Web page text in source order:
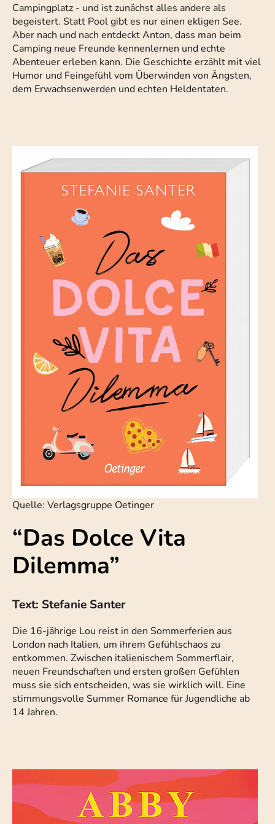
Campingplatz - und ist zunächst alles andere als
begeistert. Statt Pool gibt es nur einen ekligen See.
Aber nach und nach entdeckt Anton, dass man beim
Camping neue Freunde kennenlernen und echte
Abenteuer erleben kann. Die Geschichte erzählt mit viel
Humor und Feingefühl vom Überwinden von Ängsten,
dem Erwachsenwerden und echten Heldentaten.
Quelle: Verlagsgruppe Oetinger
“Das Dolce Vita
Dilemma”
Text: Stefanie Santer
Die 16-jährige Lou reist in den Sommerferien aus
London nach Italien, um ihrem Gefühlschaos zu
entkommen. Zwischen italienischem Sommerflair,
neuen Freundschaften und ersten großen Gefühlen
muss sie sich entscheiden, was sie wirklich will. Eine
stimmungsvolle Summer Romance für Jugendliche ab
14 Jahren.